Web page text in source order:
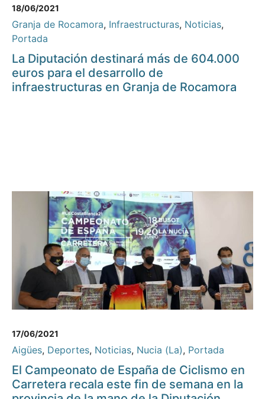
18/06/2021
Granja de Rocamora, Infraestructuras, Noticias,
Portada
La Diputación destinará más de 604.000
euros para el desarrollo de
infraestructuras en Granja de Rocamora
17/06/2021
Aigües, Deportes, Noticias, Nucia (La), Portada
El Campeonato de España de Ciclismo en
Carretera recala este fin de semana en la